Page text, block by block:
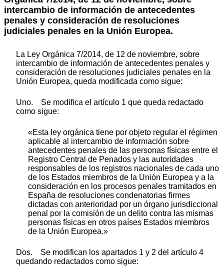
intercambio de información de antecedentes
penales y consideración de resoluciones
judiciales penales en la Unión Europea.
La Ley Orgánica 7/2014, de 12 de noviembre, sobre
intercambio de información de antecedentes penales y
consideración de resoluciones judiciales penales en la
Unión Europea, queda modificada como sigue:
Uno. Se modifica el artículo 1 que queda redactado
como sigue:
«Esta ley orgánica tiene por objeto regular el régimen
aplicable al intercambio de información sobre
antecedentes penales de las personas físicas entre el
Registro Central de Penados y las autoridades
responsables de los registros nacionales de cada uno
de los Estados miembros de la Unión Europea y a la
consideración en los procesos penales tramitados en
España de resoluciones condenatorias firmes
dictadas con anterioridad por un órgano jurisdiccional
penal por la comisión de un delito contra las mismas
personas físicas en otros países Estados miembros
de la Unión Europea.»
Dos. Se modifican los apartados 1 y 2 del artículo 4
quedando redactados como sigue: